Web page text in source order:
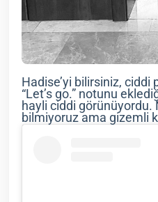
Hadise’yi bilirsiniz, ciddi
“Let’s go.” notunu
hayli ciddi görünüyordu.
bilmiyoruz ama gizemli